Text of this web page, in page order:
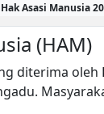
Asasi Manusia
(HAM)
diterima oleh